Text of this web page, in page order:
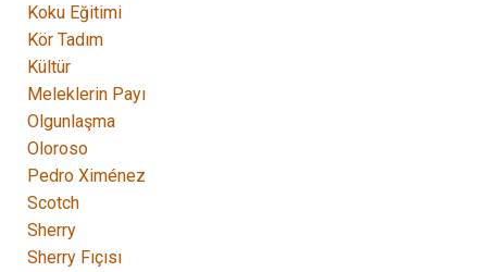
Koku Eğitimi
Kör Tadım
Kültür
Meleklerin Payı
Olgunlaşma
Oloroso
Pedro Ximénez
Scotch
Sherry
Sherry Fıçısı